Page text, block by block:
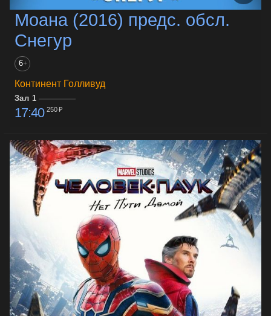
Моана (2016) предс. обсл.
Снегур
6+
Континент Голливуд
Зал 1
17:40 250 ₽